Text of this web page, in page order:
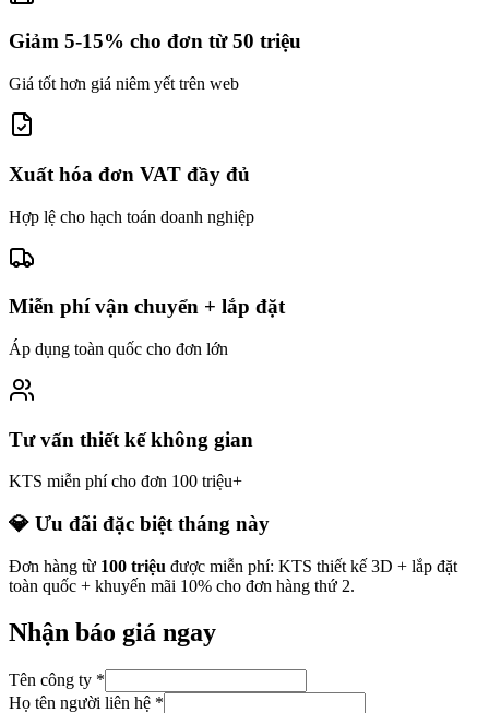
Giảm 5-15% cho đơn từ 50 triệu
Giá tốt hơn giá niêm yết trên web
Xuất hóa đơn VAT đầy đủ
Hợp lệ cho hạch toán doanh nghiệp
Miễn phí vận chuyển + lắp đặt
Áp dụng toàn quốc cho đơn lớn
Tư vấn thiết kế không gian
KTS miễn phí cho đơn 100 triệu+
💎 Ưu đãi đặc biệt tháng này
Đơn hàng từ 100 triệu được miễn phí: KTS thiết kế 3D + lắp đặt
toàn quốc + khuyến mãi 10% cho đơn hàng thứ 2.
Nhận báo giá ngay
Tên công ty *
Họ tên người liên hệ *